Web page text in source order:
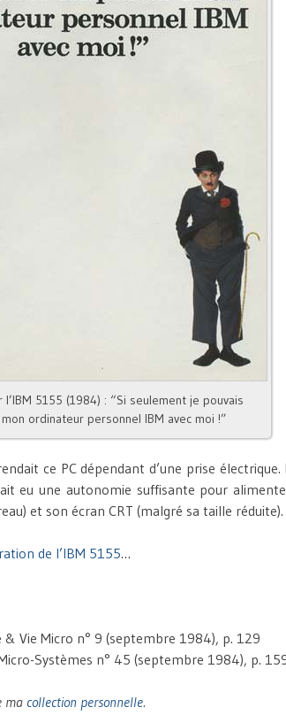
l’IBM 5155 (1984) : “Si seulement je pouvais
ordinateur personnel IBM avec moi !”
ce PC dépendant d’une prise
eu une autonomie suffisante pour
et son écran CRT (malgré sa taille réduite).
de l’IBM 5155…
& Vie Micro n° 9 (septembre 1984), p. 129
Systèmes n° 45 (septembre 1984), p.
ma collection personnelle.